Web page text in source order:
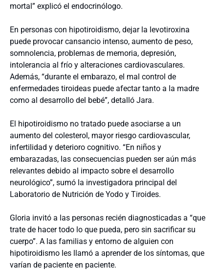
mortal” explicó el endocrinólogo.
En personas con hipotiroidismo, dejar la levotiroxina
puede provocar cansancio intenso, aumento de peso,
somnolencia, problemas de memoria, depresión,
intolerancia al frío y alteraciones cardiovasculares.
Además, “durante el embarazo, el mal control de
enfermedades tiroideas puede afectar tanto a la madre
como al desarrollo del bebé”, detalló Jara.
El hipotiroidismo no tratado puede asociarse a un
aumento del colesterol, mayor riesgo cardiovascular,
infertilidad y deterioro cognitivo. “En niños y
embarazadas, las consecuencias pueden ser aún más
relevantes debido al impacto sobre el desarrollo
neurológico”, sumó la investigadora principal del
Laboratorio de Nutrición de Yodo y Tiroides.
Gloria invitó a las personas recién diagnosticadas a “que
trate de hacer todo lo que pueda, pero sin sacrificar su
cuerpo”. A las familias y entorno de alguien con
hipotiroidismo les llamó a aprender de los síntomas, que
varían de paciente en paciente.